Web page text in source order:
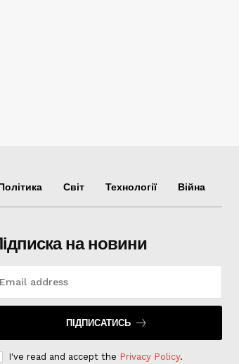
Світ Технології Війна
на новини
ПІДПИСАТИСЬ
I've read and accept the Privacy Policy.